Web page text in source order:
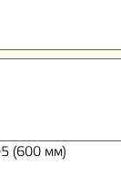
(600 мм)